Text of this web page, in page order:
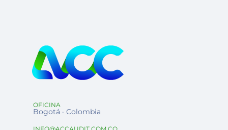
OFICINA
Bogotá · Colombia